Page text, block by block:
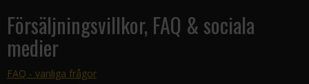
Försäljningsvillkor, FAQ & sociala
medier
FAQ - vanliga frågor